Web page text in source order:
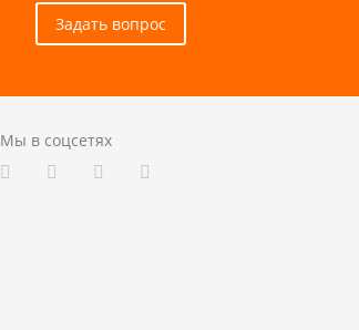
Задать вопрос
Мы в соцсетях